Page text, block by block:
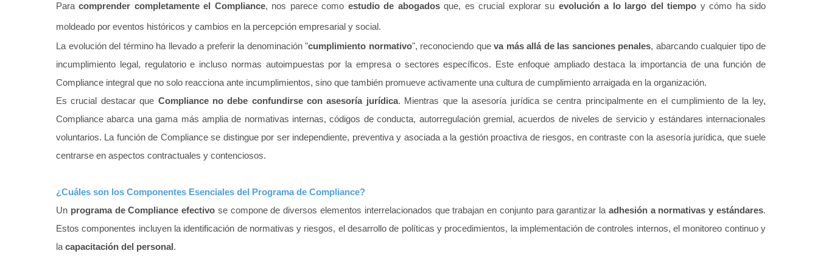
Paracomprender completamente el Compliance, nos parece como estudio de abogadosque, es crucial explorar su evolución a lo largo del tiempo y cómo ha sido
moldeado por eventos históricos y cambios en la percepción empresarial y social.
La evolución del término ha llevado a preferir la denominación "cumplimiento normativo", reconociendo queva más allá de las sanciones penales, abarcando cualquier tipo de
incumplimiento legal, regulatorio e incluso normas autoimpuestas por la empresa o sectores específicos. Este enfoque ampliado destaca la importancia de una función de
Compliance integral que no solo reacciona ante incumplimientos, sino que también promueve activamente una cultura de cumplimiento arraigada en la organización.
Es crucial destacar que Compliance no debe confundirse con asesoría jurídica. Mientras que la asesoría jurídica se centra principalmente en el cumplimiento de la ley,
Compliance abarca una gama más amplia de normativas internas, códigos de conducta, autorregulación gremial, acuerdos de niveles de servicio y estándares internacionales
voluntarios. La función de Compliance se distingue por ser independiente, preventiva y asociada a la gestión proactiva de riesgos, en contraste con la asesoría jurídica, que suele
centrarse en aspectos contractuales y contenciosos.
¿Cuáles son los Componentes Esenciales del Programa de Compliance?
Un programa de Compliance efectivo se compone de diversos elementos interrelacionados que trabajan en conjunto para garantizar la adhesión a normativas y estándares.
Estos componentes incluyen la identificación de normativas y riesgos, el desarrollo de políticas y procedimientos, la implementación de controles internos, el monitoreo continuo y
la capacitación del personal.